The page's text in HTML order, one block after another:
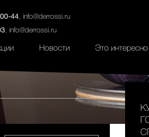
44, info@derrossi.ru
, info@derrossi.ru
Наши проекты
Новости Это интересно